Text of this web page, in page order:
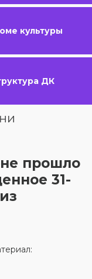
культуры
ДК
прошло
31-